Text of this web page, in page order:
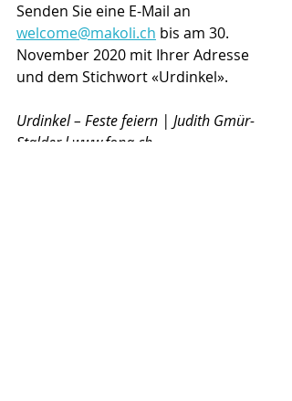
Senden Sie eine E-Mail an
welcome@makoli.ch bis am 30.
November 2020 mit Ihrer Adresse
und dem Stichwort «Urdinkel».
Urdinkel – Feste feiern | Judith Gmür-
Stalder l www.fona.ch